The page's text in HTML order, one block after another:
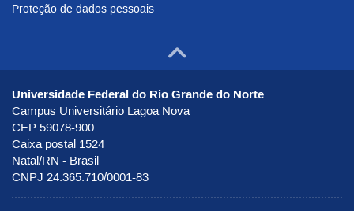
Proteção de dados pessoais
Ir para o
Universidade Federal do Rio Grande do Norte
Campus Universitário Lagoa Nova
CEP 59078-900
Caixa postal 1524
Natal/RN - Brasil
CNPJ 24.365.710/0001-83